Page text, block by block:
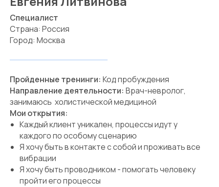
Специалист
Страна: Россия
Город: Москва
Пройденные тренинги: Код пробуждения
Направление деятельности: Врач-невролог,
занимаюсь холистической медициной
Мои открытия:
Каждый клиент уникален, процессы идут у
каждого по особому сценарию
Я хочу быть в контакте с собой и проживать все
вибрации
Я хочу быть проводником - помогать человеку
пройти его процессы